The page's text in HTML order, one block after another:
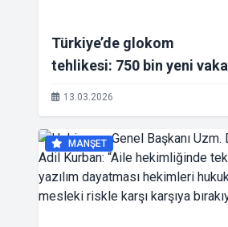
Türkiye’de glokom
tehlikesi: 750 bin yeni vaka
13.03.2026
MANŞET